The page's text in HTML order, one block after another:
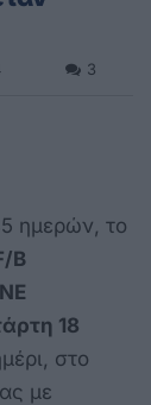
3
ημερών, το
B
18
στο
με